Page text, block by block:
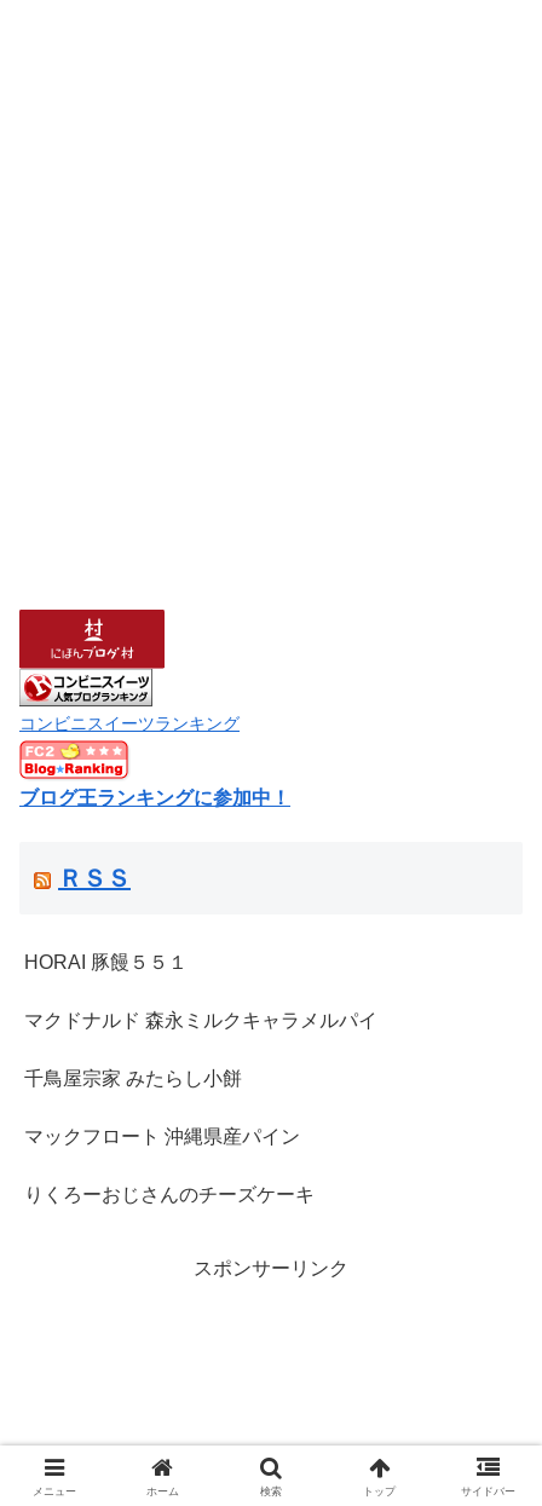
コンビニスイーツランキング
ブログ王ランキングに参加中！
ＲＳＳ
HORAI 豚饅５５１
マクドナルド 森永ミルクキャラメルパイ
千鳥屋宗家 みたらし小餅
マックフロート 沖縄県産パイン
りくろーおじさんのチーズケーキ
スポンサーリンク
メニュー ホーム 検索 トップ サイドバー